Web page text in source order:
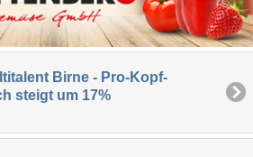
Birne - Pro-Kopf-
steigt um 17%